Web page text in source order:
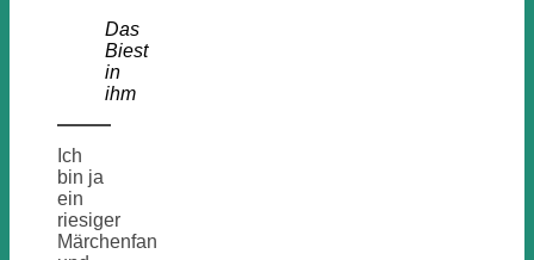
Das
Biest
in
ihm
Ich
bin ja
ein
riesiger
Märchenfan